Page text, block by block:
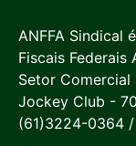
ANFFA Sindical
Fiscais Federais
Setor Comercial
Jockey Club -
(61)3224-0364